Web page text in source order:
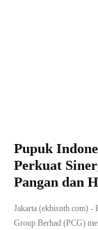
Pupuk
Perkuat
Pangan dan
Jakarta (ekbisntb.com) -
Group Berhad (PCG)